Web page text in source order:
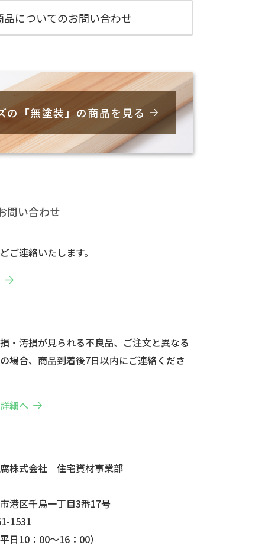
品についてのお問い合わせ
の「無塗装」の商品を見る
問い合わせ
ご連絡いたします。
・汚損が見られる不良品、ご注文と異なる
場合、商品到着後7日以内にご連絡くださ
細へ
株式会社 住宅資材事業部
港区千鳥一丁目3番17号
1531
日10：00～16：00）